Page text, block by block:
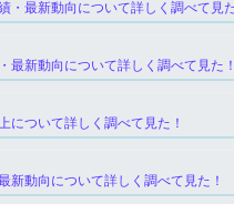
・最新動向について詳しく調べて見
最新動向について詳しく調べて見た！
について詳しく調べて見た！
新動向について詳しく調べて見た！